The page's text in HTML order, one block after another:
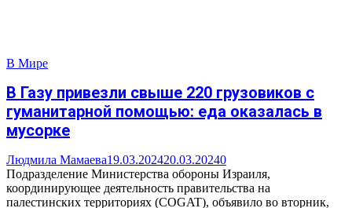
В Мире
В Газу привезли свыше 220 грузовиков с
гуманитарной помощью: еда оказалась в
мусорке
Людмила Мамаева19.03.202420.03.20240
Подразделение Министерства обороны Израиля,
координирующее деятельность правительства на
палестинских территориях (COGAT), объявило во вторник,